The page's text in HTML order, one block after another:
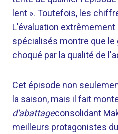
lent ». Toutefois, les
L'évaluation
spécialisés montre que le
choqué par la qualité de
Cet épisode non
la saison, mais il fait
d'abattageconsolidant
meilleurs protagonistes